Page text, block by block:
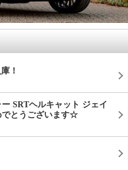
！
SRTヘルキャット ジェイ
でとうございます☆